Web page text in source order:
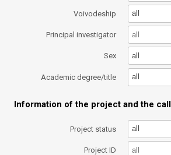
Voivodeship all
Principal investigator
Sex all
Academic degree/title all
Information of the project and the call
Project status all
Project ID